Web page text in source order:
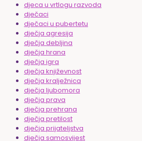
djeca u vrtlogu razvoda
dječaci
dječaci u pubertetu
dječja agresija
dječja debljina
dječja hrana
dječja igra
dječja književnost
dječja kralježnica
dječja ljubomora
dječja prava
dječja prehrana
dječja pretilost
dječja prijateljstva
dječja samosvijest